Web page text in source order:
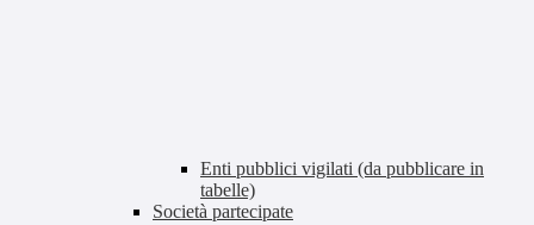
Enti pubblici vigilati (da pubblicare in
tabelle)
Società partecipate